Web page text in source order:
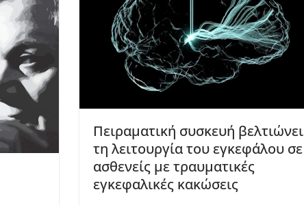
Πειραματική συσκευή βελτιώνει
τη λειτουργία του εγκεφάλου σε
ασθενείς με τραυματικές
εγκεφαλικές κακώσεις